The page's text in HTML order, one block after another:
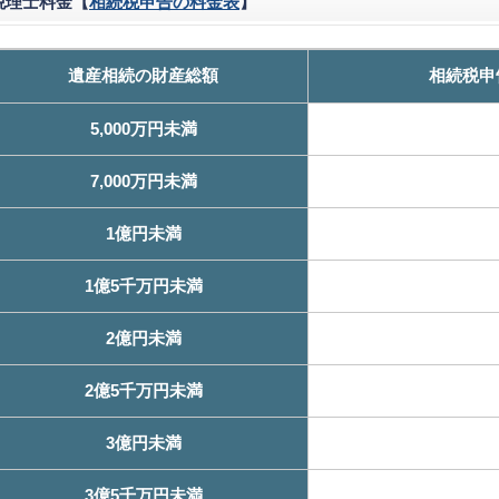
遺産相続の財産総額 相続税
5,000万円未満
7,000万円未満
1億円未満
1億5千万円未満
2億円未満
2億5千万円未満
3億円未満
3億5千万円未満